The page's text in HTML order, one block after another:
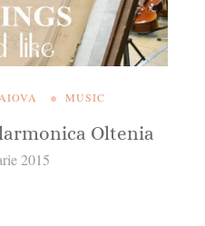
MUSIC
Oltenia
2015